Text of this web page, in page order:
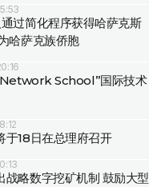
过简化程序获得哈萨克斯
哈萨克族侨胞
School”国际技术
于18日在总理府召开
战略数字挖矿机制 鼓励大型